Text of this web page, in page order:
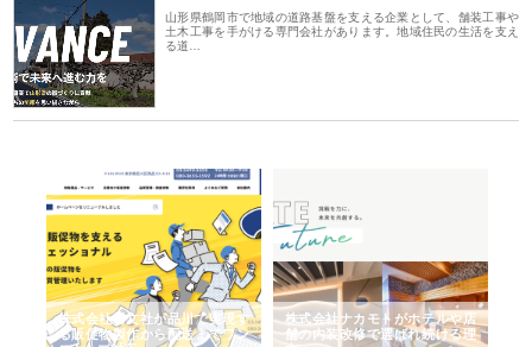
山形県鶴岡市で地域の道路基盤を支える企業として、舗装工事や
土木工事を手がける専門会社があります。地域住民の生活を支え
る道…
株式会社耕文社が品川で実現す
る販促物製作から配送までワン
株式会社ナカモトがホテルや店
舗の内装改修で選ばれ続ける理